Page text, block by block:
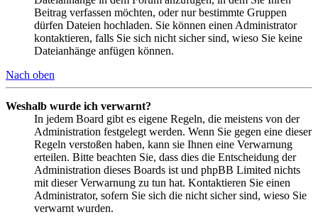
Beitrag verfassen möchten, oder nur bestimmte Gruppen
dürfen Dateien hochladen. Sie können einen Administrator
kontaktieren, falls Sie sich nicht sicher sind, wieso Sie keine
Dateianhänge anfügen können.
Nach oben
Weshalb wurde ich verwarnt?
In jedem Board gibt es eigene Regeln, die meistens von der
Administration festgelegt werden. Wenn Sie gegen eine dieser
Regeln verstoßen haben, kann sie Ihnen eine Verwarnung
erteilen. Bitte beachten Sie, dass dies die Entscheidung der
Administration dieses Boards ist und phpBB Limited nichts
mit dieser Verwarnung zu tun hat. Kontaktieren Sie einen
Administrator, sofern Sie sich die nicht sicher sind, wieso Sie
verwarnt wurden.